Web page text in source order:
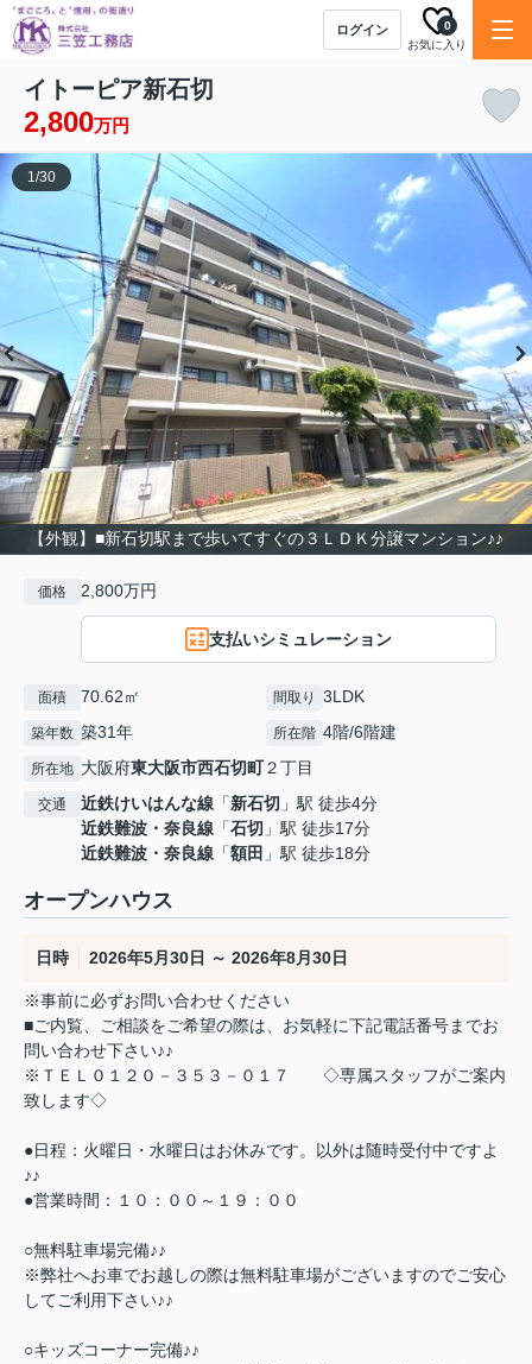
ログイン
お気に入り
0
イトーピア新石切
2,800万円
【外観】■新石切駅まで歩いてすぐの３ＬＤＫ分譲マンション♪♪
1/30
価格 2,800万円
支払いシミュレーション
面積 70.62㎡ 間取り 3LDK
築年数 築31年 所在階 4階/6階建
所在地 大阪府東大阪市西石切町２丁目
交通 近鉄けいはんな線 「新石切 」駅 徒歩4分
近鉄難波・奈良線 「石切 」駅 徒歩17分
近鉄難波・奈良線 「額田 」駅 徒歩18分
オープンハウス
日時 2026年5月30日 ～ 2026年8月30日
※事前に必ずお問い合わせください
■ご内覧、ご相談をご希望の際は、お気軽に下記電話番号までお
問い合わせ下さい♪♪
※ＴＥＬ０１２０－３５３－０１７ ◇専属スタッフがご案内
致します◇
●日程：火曜日・水曜日はお休みです。以外は随時受付中ですよ
♪♪
●営業時間：１０：００～１９：００
○無料駐車場完備♪♪
※弊社へお車でお越しの際は無料駐車場がございますのでご安心
してご利用下さい♪♪
○キッズコーナー完備♪♪